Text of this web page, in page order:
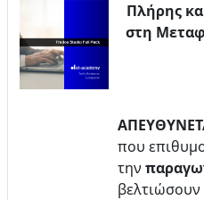
Πλήρης
στη
που
την
βελτιώσουν